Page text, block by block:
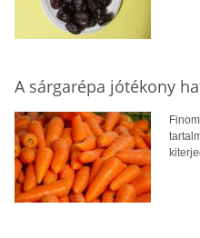
A sárgarépa jótékony